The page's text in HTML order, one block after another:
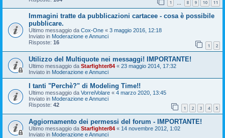
1 8 9 10 11
Immagini tratte da pubblicazioni cartacee - cosa è possibile
pubblicare.
Ultimo messaggio da Cox-One « 3 maggio 2016, 12:18
Inviato in Moderazione e Annunci
Risposte: 16 1 2
Utilizzo del Multiquote nei messaggi! IMPORTANTE!
Ultimo messaggio da Starfighter84 « 23 maggio 2014, 17:32
Inviato in Moderazione e Annunci
I tanti "Perchè?" di Modeling Time!!
Ultimo messaggio da VorreiVolare « 4 marzo 2020, 13:45
Inviato in Moderazione e Annunci
Risposte: 42 1 2 3 4 5
Aggiornamento dei permessi del forum - IMPORTANTE!
Ultimo messaggio da Starfighter84 « 14 novembre 2012, 1:02
Inviato in Moderazione e Annunci